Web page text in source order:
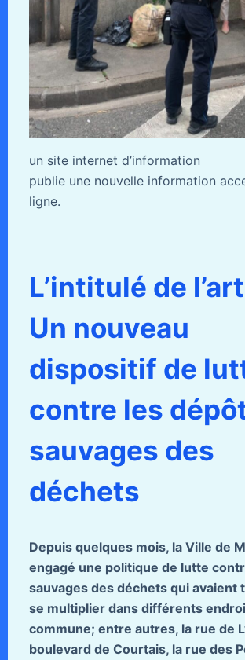
un site internet d’information
publie une nouvelle information
ligne.
L’intitulé de
Un nouveau
dispositif de
contre les
sauvages des
déchets
Depuis quelques mois, la Ville de
engagé une politique de lutte
sauvages des déchets qui avaient
se multiplier dans différents
commune; entre autres, la rue de
boulevard de Courtais, la rue des